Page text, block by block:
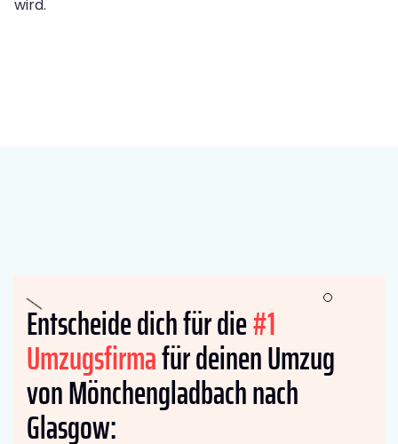
wird.
Entscheide dich für die#1
Umzugsfirmafür deinen Umzug
von Mönchengladbach nach
Glasgow: